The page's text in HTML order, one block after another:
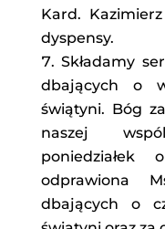
Kard.
dyspensy.
Składamy
dbających o
świątyni. Bóg
naszej
odprawiona
dbających o